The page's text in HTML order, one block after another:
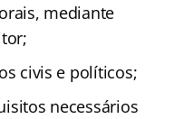
mediante
civis e políticos;
necessários